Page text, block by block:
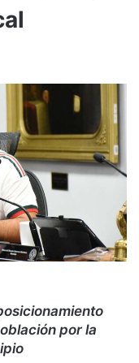
por la